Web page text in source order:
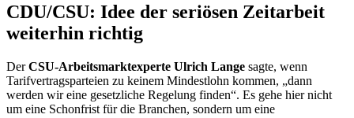
CDU/CSU: Idee der seriösen Zeitarbeit
weiterhin richtig
DerCSU-Arbeitsmarktexperte Ulrich Lange sagte, wenn
Tarifvertragsparteien zu keinem Mindestlohn kommen, „dann
werden wir eine gesetzliche Regelung finden“. Es gehe hier nicht
um eine Schonfrist für die Branchen, sondern um eine